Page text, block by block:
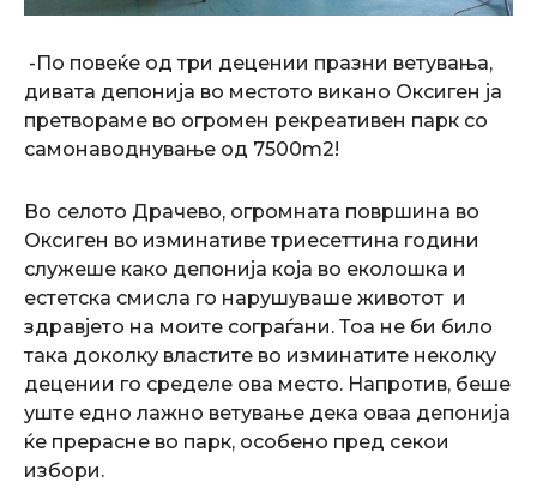
-По повеќе од три децении празни ветувања,
дивата депонија во местото викано Оксиген ја
претвораме во огромен рекреативен парк со
самонаводнување од 7500m2!
Во селото Драчево, огромната површина во
Оксиген во изминативе триесеттина години
служеше како депонија која во еколошка и
естетска смисла го нарушуваше животот и
здравјето на моите сограѓани. Тоа не би било
така доколку властите во изминатите неколку
децении го сределе ова место. Напротив, беше
уште едно лажно ветување дека оваа депонија
ќе прерасне во парк, особено пред секои
избори.